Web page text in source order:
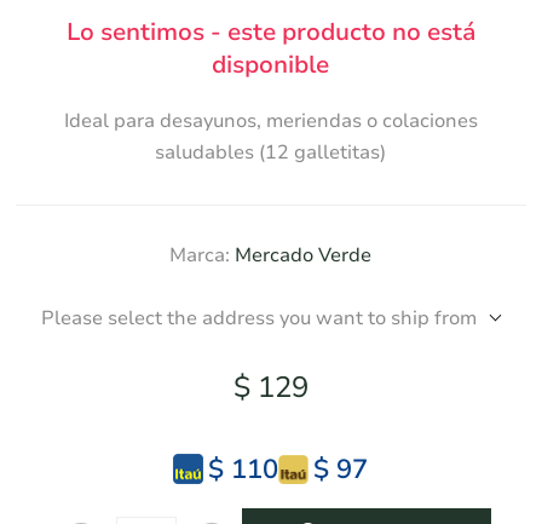
Lo sentimos - este producto no está
disponible
Ideal para desayunos, meriendas o colaciones
saludables (12 galletitas)
Marca: Mercado Verde
Please select the address you want to ship from
$ 129
$ 110 $ 97